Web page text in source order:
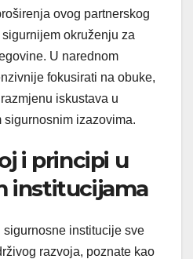
ovog partnerskog
okruženju za
U narednom
fokusirati na obuke,
iskustava u
izazovima.
i principi u
institucijama
institucije sve
razvoja, poznate kao